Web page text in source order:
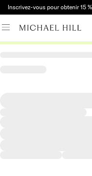
Inscrivez-vous pour obtenir 15